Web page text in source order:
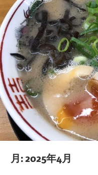
情
熱
が
織
り
な
す、
極
上
の
味
月:2025年4月